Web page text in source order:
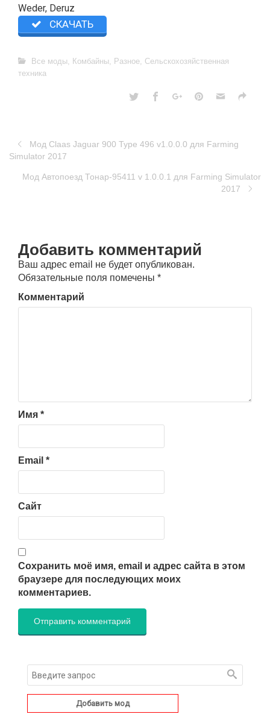
Weder, Deruz
СКАЧАТЬ
Все моды, Комбайны, Разное, Сельскохозяйственная
техника
Мод Claas Jaguar 900 Type 496 v1.0.0.0 для Farming
Simulator 2017
Мод Автопоезд Тонар-95411 v 1.0.0.1 для Farming Simulator
2017
Добавить комментарий
Ваш адрес email не будет опубликован.
Обязательные поля помечены *
Комментарий
Имя *
Email *
Сайт
Сохранить моё имя, email и адрес сайта в этом
браузере для последующих моих
комментариев.
Добавить мод